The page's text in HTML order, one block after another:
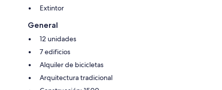
Extintor
General
12 unidades
7 edificios
Alquiler de bicicletas
Arquitectura tradicional